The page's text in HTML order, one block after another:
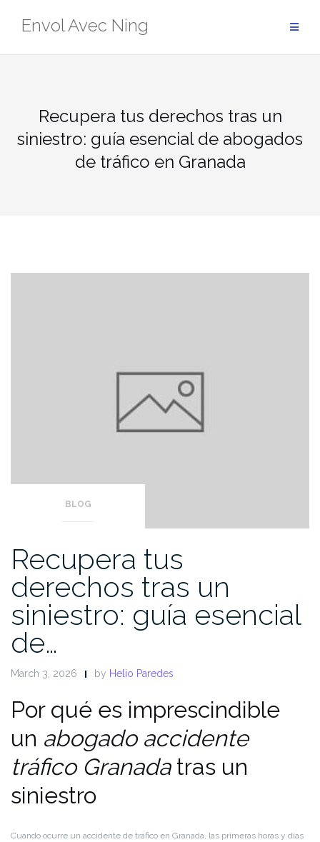
Envol Avec Ning
Recupera tus derechos tras un
siniestro: guía esencial de abogados
de tráfico en Granada
BLOG
Recupera tus
derechos tras un
siniestro: guía esencial
de…
March 3, 2026 by Helio Paredes
Por qué es imprescindible
un abogado accidente
tráfico Granadatras un
siniestro
Cuando ocurre un accidente de tráfico en Granada, las primeras horas y días